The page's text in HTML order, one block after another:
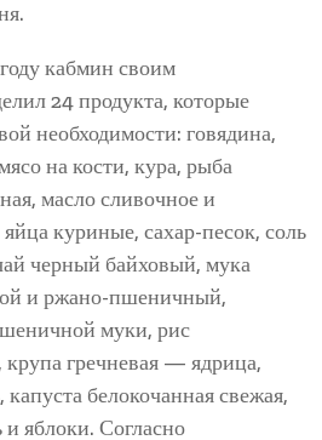
кабмин своим
24 продукта, которые
необходимости: говядина,
на кости, кура, рыба
масло сливочное и
куриные, сахар-песок, соль
черный байховый, мука
и ржано-пшеничный,
муки, рис
гречневая — ядрица,
белокочанная свежая,
яблоки. Согласно